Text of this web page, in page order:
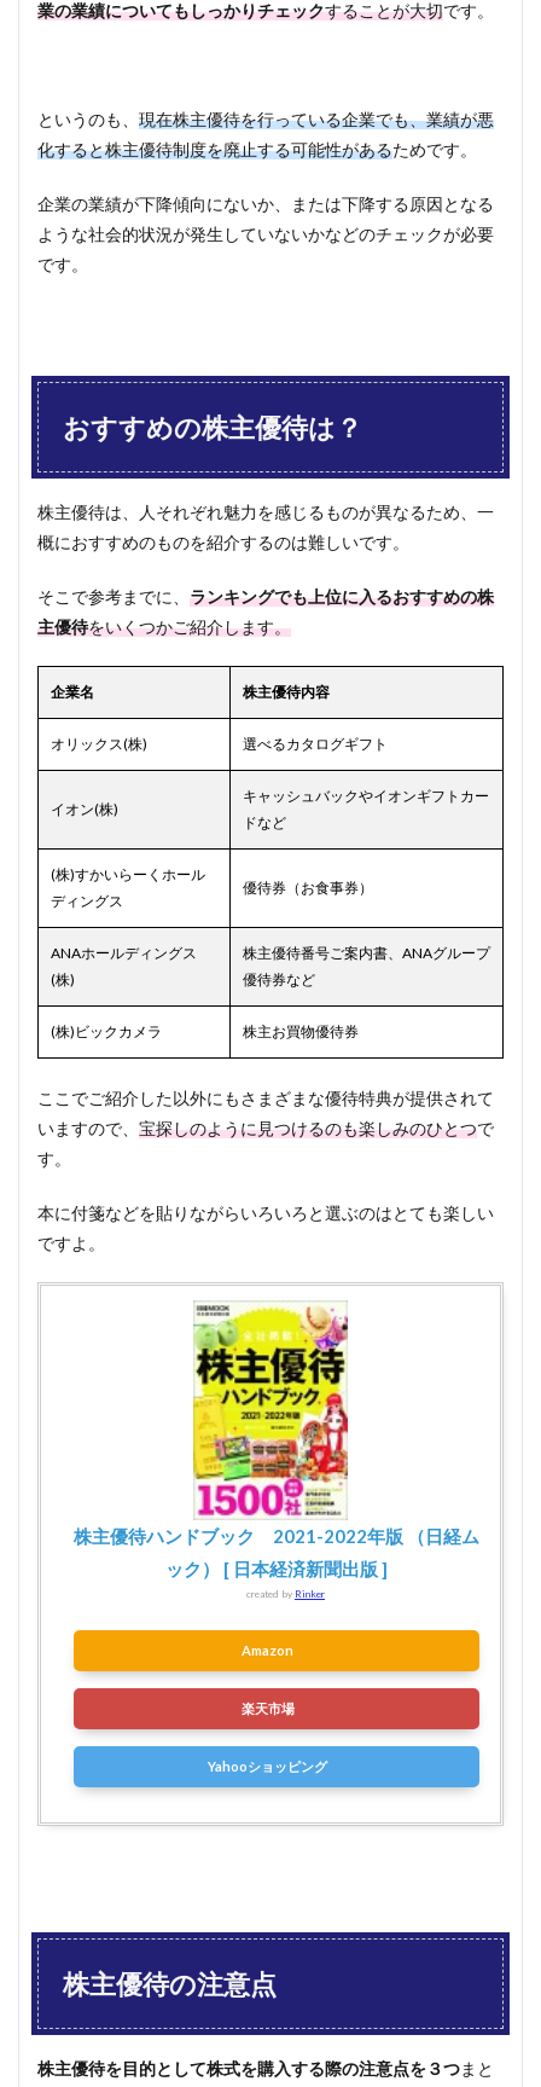
業の業績についてもしっかりチェックすることが大切です。
というのも、 現在株主優待を行っている企業でも、業績が悪
化すると株主優待制度を廃止する可能性があるためです。
企業の業績が下降傾向にないか、または下降する原因となる
ような社会的状況が発生していないかなどのチェックが必要
です。
おすすめの株主優待は？
株主優待は、人それぞれ魅力を感じるものが異なるため、一
概におすすめのものを紹介するのは難しいです。
そこで参考までに、 ランキングでも上位に入るおすすめの株
主優待をいくつかご紹介します。
企業名 株主優待内容
オリックス(株) 選べるカタログギフト
イオン(株)
キャッシュバックやイオンギフトカー
ドなど
(株)すかいらーくホール
ディングス
優待券（お食事券）
ANAホールディングス
(株)
株主優待番号ご案内書、ANAグループ
優待券など
(株)ビックカメラ 株主お買物優待券
ここでご紹介した以外にもさまざまな優待特典が提供されて
いますので、 宝探しのように見つけるのも楽しみのひとつで
す。
本に付箋などを貼りながらいろいろと選ぶのはとても楽しい
ですよ。
株主優待ハンドブック 2021-2022年版 （日経ム
ック） [ 日本経済新聞出版 ]
created by Rinker
Amazon
楽天市場
Yahooショッピング
株主優待の注意点
株主優待を目的として株式を購入する際の注意点を３つまと